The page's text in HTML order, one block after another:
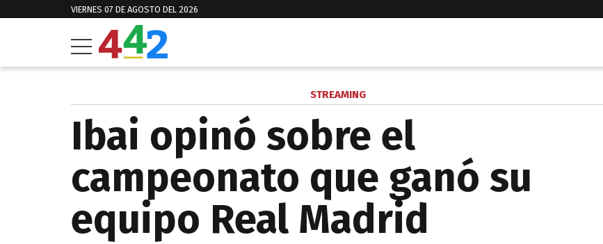
VIERNES 07 DE AGOSTO DEL 2026
STREAMING
Ibai opinó sobre el
campeonato que ganó su
equipo Real Madrid